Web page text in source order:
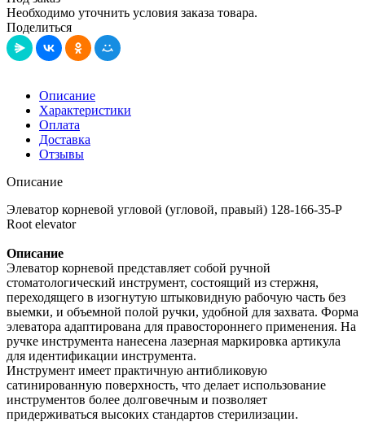
Необходимо уточнить условия заказа товара.
Поделиться
Описание
Характеристики
Оплата
Доставка
Отзывы
Описание
Элеватор корневой угловой (угловой, правый) 128-166-35-P
Root elevator
Описание
Элеватор корневой представляет собой ручной
стоматологический инструмент, состоящий из стержня,
переходящего в изогнутую штыковидную рабочую часть без
выемки, и объемной полой ручки, удобной для захвата. Форма
элеватора адаптирована для правостороннего применения. На
ручке инструмента нанесена лазерная маркировка артикула
для идентификации инструмента.
Инструмент имеет практичную антибликовую
сатинированную поверхность, что делает использование
инструментов более долговечным и позволяет
придерживаться высоких стандартов стерилизации.